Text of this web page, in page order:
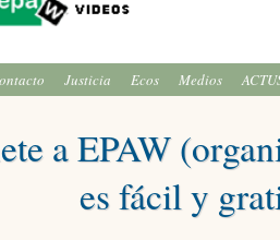
Justicia Ecos Medios
a EPAW
es fácil y